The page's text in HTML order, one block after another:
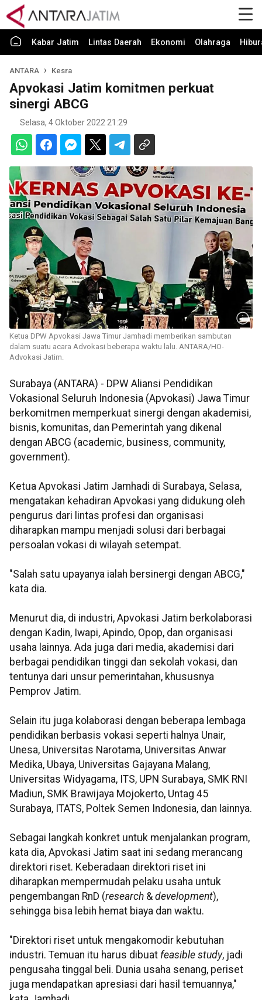
Kabar Jatim Lintas Daerah Ekonomi Olahraga
ANTARA Kesra
Apvokasi Jatim komitmen perkuat
sinergi ABCG
Selasa, 4 Oktober 2022 21:29
Ketua DPW Apvokasi Jawa Timur Jamhadi memberikan sambutan
dalam suatu acara Advokasi beberapa waktu lalu. ANTARA/HO-
Advokasi Jatim.
Surabaya (ANTARA) - DPW Aliansi Pendidikan
Vokasional Seluruh Indonesia (Apvokasi) Jawa Timur
berkomitmen memperkuat sinergi dengan akademisi,
bisnis, komunitas, dan Pemerintah yang dikenal
dengan ABCG (academic, business, community,
government).
Ketua Apvokasi Jatim Jamhadi di Surabaya, Selasa,
mengatakan kehadiran Apvokasi yang didukung oleh
pengurus dari lintas profesi dan organisasi
diharapkan mampu menjadi solusi dari berbagai
persoalan vokasi di wilayah setempat.
"Salah satu upayanya ialah bersinergi dengan ABCG,"
kata dia.
Menurut dia, di industri, Apvokasi Jatim berkolaborasi
dengan Kadin, Iwapi, Apindo, Opop, dan organisasi
usaha lainnya. Ada juga dari media, akademisi dari
berbagai pendidikan tinggi dan sekolah vokasi, dan
tentunya dari unsur pemerintahan, khususnya
Pemprov Jatim.
Selain itu juga kolaborasi dengan beberapa lembaga
pendidikan berbasis vokasi seperti halnya Unair,
Unesa, Universitas Narotama, Universitas Anwar
Medika, Ubaya, Universitas Gajayana Malang,
Universitas Widyagama, ITS, UPN Surabaya, SMK RNI
Madiun, SMK Brawijaya Mojokerto, Untag 45
Surabaya, ITATS, Poltek Semen Indonesia, dan lainnya.
Sebagai langkah konkret untuk menjalankan program,
kata dia, Apvokasi Jatim saat ini sedang merancang
direktori riset. Keberadaan direktori riset ini
diharapkan mempermudah pelaku usaha untuk
pengembangan RnD (research & development),
sehingga bisa lebih hemat biaya dan waktu.
"Direktori riset untuk mengakomodir kebutuhan
industri. Temuan itu harus dibuat feasible study, jadi
pengusaha tinggal beli. Dunia usaha senang, periset
juga mendapatkan apresiasi dari hasil temuannya,"